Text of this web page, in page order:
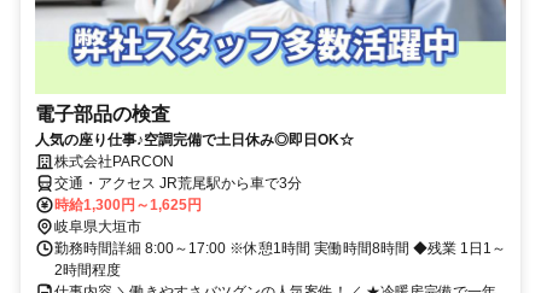
電子部品の検査
人気の座り仕事♪空調完備で土日休み◎即日OK☆
株式会社PARCON
交通・アクセス JR荒尾駅から車で3分
時給1,300円～1,625円
岐阜県大垣市
勤務時間詳細 8:00～17:00 ※休憩1時間 実働時間8時間 ◆残業 1日1～
2時間程度